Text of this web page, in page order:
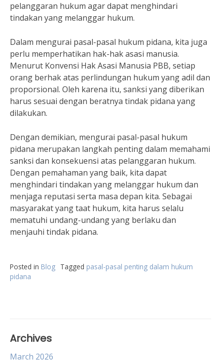
pelanggaran hukum agar dapat menghindari
tindakan yang melanggar hukum.
Dalam mengurai pasal-pasal hukum pidana, kita juga
perlu memperhatikan hak-hak asasi manusia.
Menurut Konvensi Hak Asasi Manusia PBB, setiap
orang berhak atas perlindungan hukum yang adil dan
proporsional. Oleh karena itu, sanksi yang diberikan
harus sesuai dengan beratnya tindak pidana yang
dilakukan.
Dengan demikian, mengurai pasal-pasal hukum
pidana merupakan langkah penting dalam memahami
sanksi dan konsekuensi atas pelanggaran hukum.
Dengan pemahaman yang baik, kita dapat
menghindari tindakan yang melanggar hukum dan
menjaga reputasi serta masa depan kita. Sebagai
masyarakat yang taat hukum, kita harus selalu
mematuhi undang-undang yang berlaku dan
menjauhi tindak pidana.
Posted in Blog Tagged pasal-pasal penting dalam hukum
pidana
Archives
March 2026